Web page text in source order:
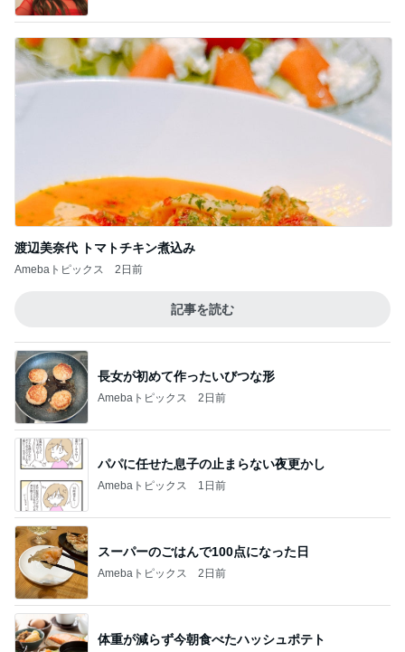
渡辺美奈代 トマトチキン煮込み
Amebaトピックス 2日前
記事を読む
長女が初めて作ったいびつな形
Amebaトピックス 2日前
パパに任せた息子の止まらない夜更かし
Amebaトピックス 1日前
スーパーのごはんで100点になった日
Amebaトピックス 2日前
体重が減らず今朝食べたハッシュポテト